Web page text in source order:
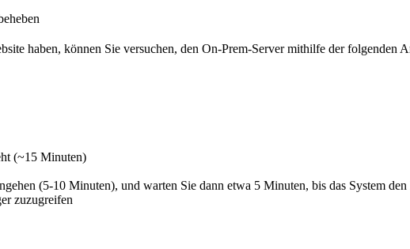
haben, können Sie versuchen, den On-Prem-Server mithilfe der folgenden
(~15 Minuten)
(5-10 Minuten), und warten Sie dann etwa 5 Minuten, bis das System
zuzugreifen